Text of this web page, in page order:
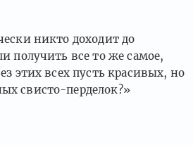
никто доходит до
получить все то же самое,
этих всех пусть красивых, но
свисто-перделок?»